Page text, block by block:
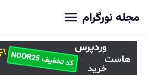
مجله نورگرام